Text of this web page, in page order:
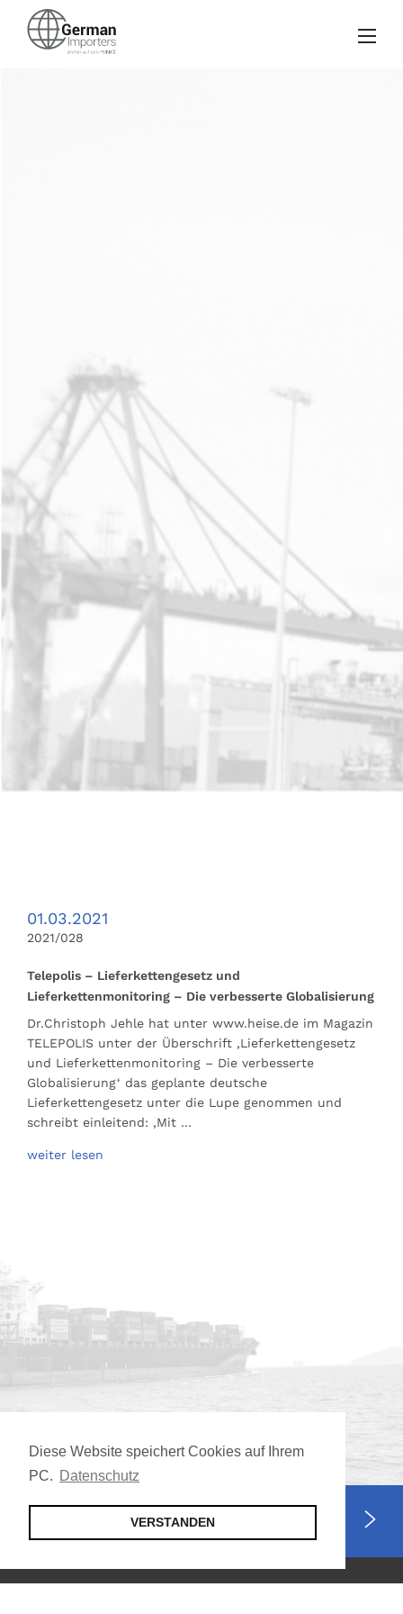
Diese Website speichert Cookies auf Ihrem
PC. Datenschutz
VERSTANDEN
01.03.2021
2021/028
Telepolis – Lieferkettengesetz und
Lieferkettenmonitoring – Die verbesserte Globalisierung
Dr.Christoph Jehle hat unter www.heise.de im Magazin
TELEPOLIS unter der Überschrift ‚Lieferkettengesetz
und Lieferkettenmonitoring – Die verbesserte
Globalisierung‘ das geplante deutsche
Lieferkettengesetz unter die Lupe genommen und
schreibt einleitend: ‚Mit …
weiter lesen
Jetzt Mitglied werden